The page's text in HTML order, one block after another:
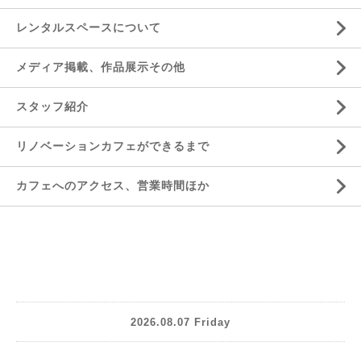
レンタルスペースについて
メディア掲載、作品展示その他
スタッフ紹介
リノベーションカフェができるまで
カフェへのアクセス、営業時間ほか
2026.08.07 Friday